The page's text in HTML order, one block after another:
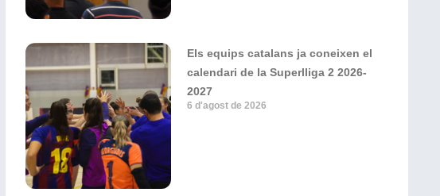
Els equips catalans ja coneixen el
calendari de la Superlliga 2 2026-
2027
6 d'agost de 2026